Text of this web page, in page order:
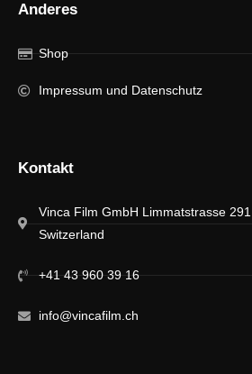
Anderes
Shop
Impressum und Datenschutz
Kontakt
Vinca Film GmbH Limmatstrasse
Switzerland
+41 43 960 39 16
info@vincafilm.ch